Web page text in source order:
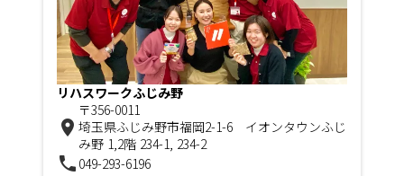
リハスワークふじみ野
room
〒356-0011
埼玉県ふじみ野市福岡2-1-6 イオンタウンふじ
み野 1,2階 234-1, 234-2
phone 049-293-6196